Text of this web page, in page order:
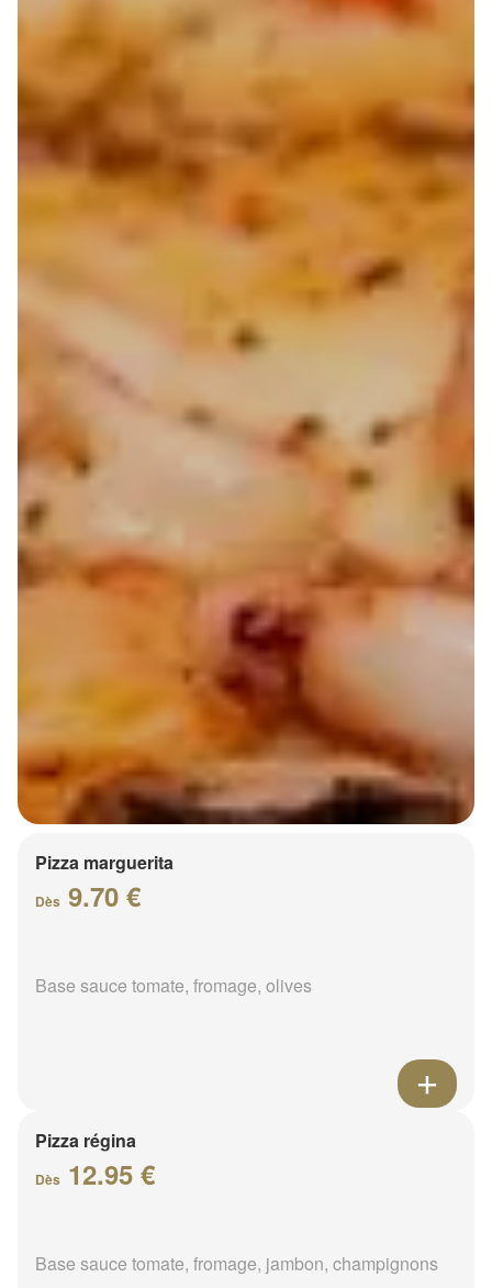
Pizza marguerita
Dès 9.70 €
Base sauce tomate, fromage, olives
Pizza régina
Dès 12.95 €
Base sauce tomate, fromage, jambon, champignons